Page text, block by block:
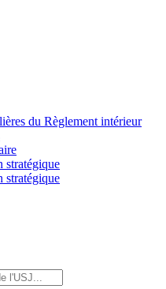
du Règlement intérieur
stratégique
stratégique